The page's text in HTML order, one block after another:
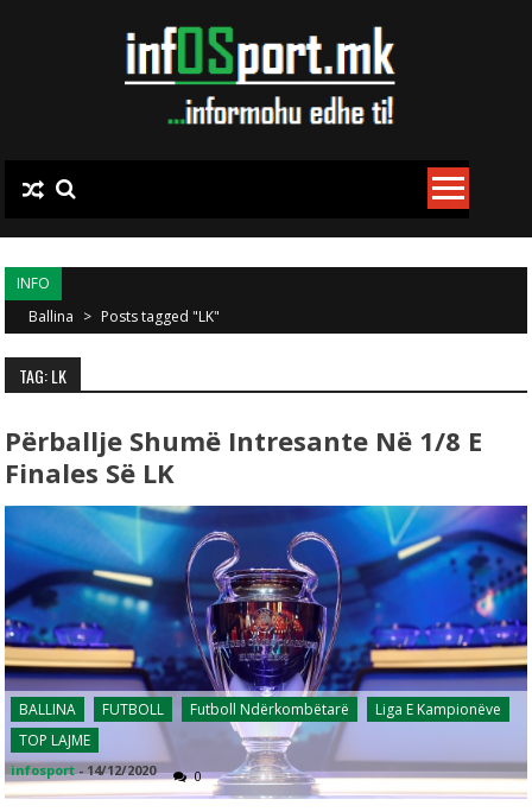
INFO
Ballina > Posts tagged "LK"
TAG: LK
Përballje Shumë Intresante Në 1/8 E
Finales Së LK
BALLINA FUTBOLL Futboll Ndërkombëtarë
Liga E Kampionëve
TOP LAJME
infosport - 14/12/2020 0